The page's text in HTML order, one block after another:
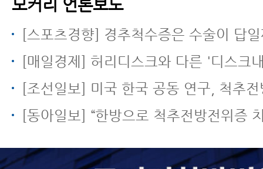
모커리 언론보도
[스포츠경향] 경추척수증은 수술이 답
[매일경제] 허리디스크와 다른 '디스크내장증' 무리한 운동
[조선일보] 미국 한국 공동 연구, 척추전방전위증에 한방 근육
[동아일보] “한방으로 척추전방전위증 치료… 신경 주사